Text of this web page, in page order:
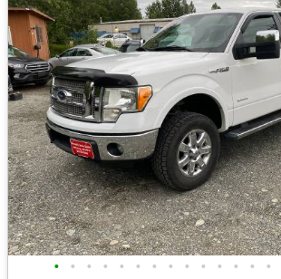
• • • • • • • • • • • • • •